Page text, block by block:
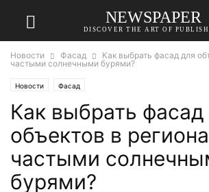
NEWSPAPER
DISCOVER THE ART OF
Новости Фасад
Как выбрать фасад для
частыми солнечными бурями?
Новости Фасад
Как выбрать фасад
объектов в
частыми
бурями?